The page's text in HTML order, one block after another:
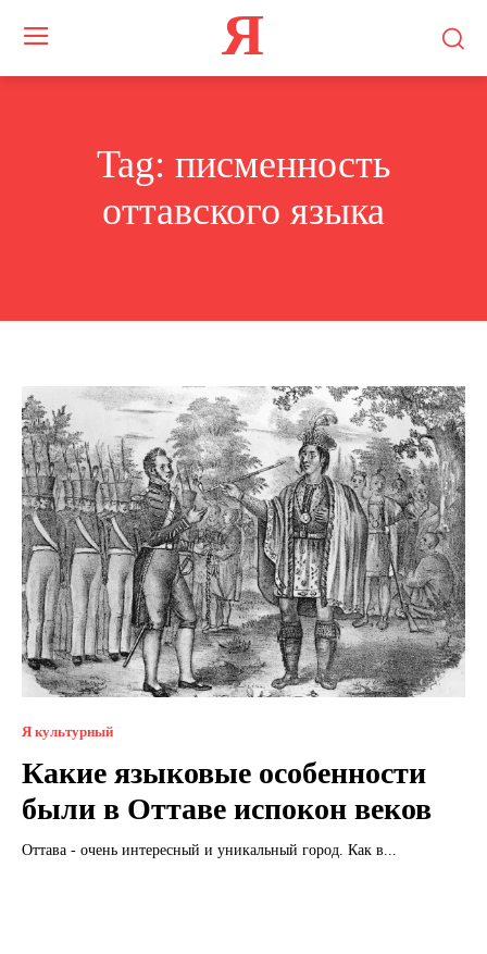
Я
Tag: писменность
оттавского языка
Я культурный
Какие языковые особенности
были в Оттаве испокон веков
Оттава - очень интересный и уникальный город. Как в...